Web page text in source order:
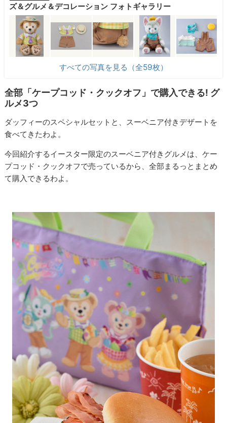
ズ＆グルメ＆デコレーション フォトギャラリー
すべての写真を見る（全59枚）
全部「ケープコッド・クックオフ」で購入できる! グ
ルメ3つ
ダッフィーのスペシャルセットと、スーベニア付きデザートを
食べてきたわよ。
今回紹介するイースター限定のスーベニア付きグルメは、ケー
プコッド・クックオフで売っているから、全部まるっとまとめ
て購入できるわよ。